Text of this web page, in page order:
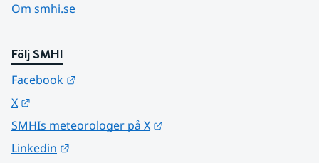
Om smhi.se
Följ SMHI
Facebook
X
SMHIs meteorologer på X
Linkedin